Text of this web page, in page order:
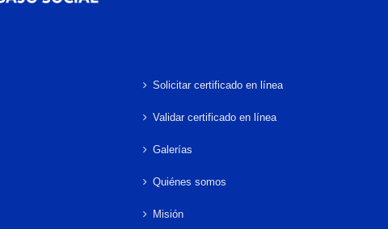
Solicitar certificado en línea
Validar certificado en línea
Galerías
Quiénes somos
Misión